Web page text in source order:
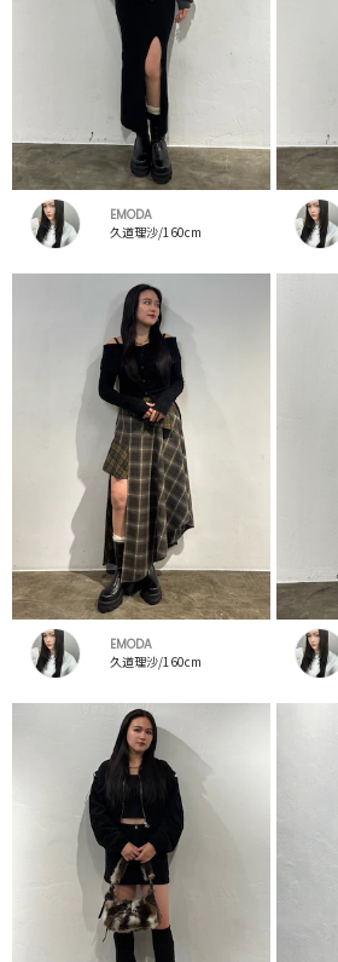
EMODA
久道理沙/160cm
EMODA
久道理沙/160cm